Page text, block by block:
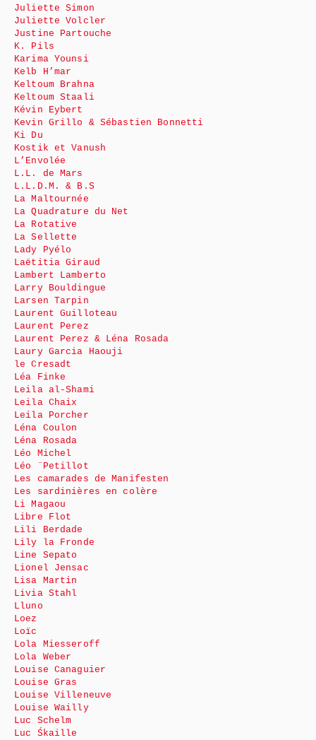
Juliette Simon
Juliette Volcler
Justine Partouche
K. Pils
Karima Younsi
Kelb H’mar
Keltoum Brahna
Keltoum Staali
Kévin Eybert
Kevin Grillo & Sébastien Bonnetti
Ki Du
Kostik et Vanush
L’Envolée
L.L. de Mars
L.L.D.M. & B.S
La Maltournée
La Quadrature du Net
La Rotative
La Sellette
Lady Pyélo
Laëtitia Giraud
Lambert Lamberto
Larry Bouldingue
Larsen Tarpin
Laurent Guilloteau
Laurent Perez
Laurent Perez & Léna Rosada
Laury Garcia Haouji
le Cresadt
Léa Finke
Leila al-Shami
Leila Chaix
Leila Porcher
Léna Coulon
Léna Rosada
Léo Michel
Léo ¨Petillot
Les camarades de Manifesten
Les sardinières en colère
Li Magaou
Libre Flot
Lili Berdade
Lily la Fronde
Line Sepato
Lionel Jensac
Lisa Martin
Livia Stahl
Lluno
Loez
Loïc
Lola Miesseroff
Lola Weber
Louise Canaguier
Louise Gras
Louise Villeneuve
Louise Wailly
Luc Schelm
Luc Śkaille